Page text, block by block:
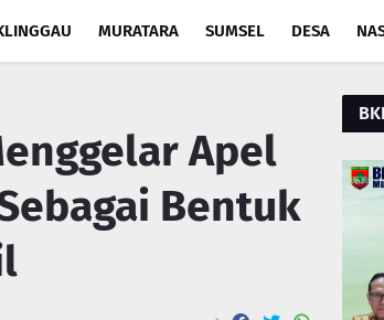
MURATARA SUMSEL DESA
Apel
Bentuk